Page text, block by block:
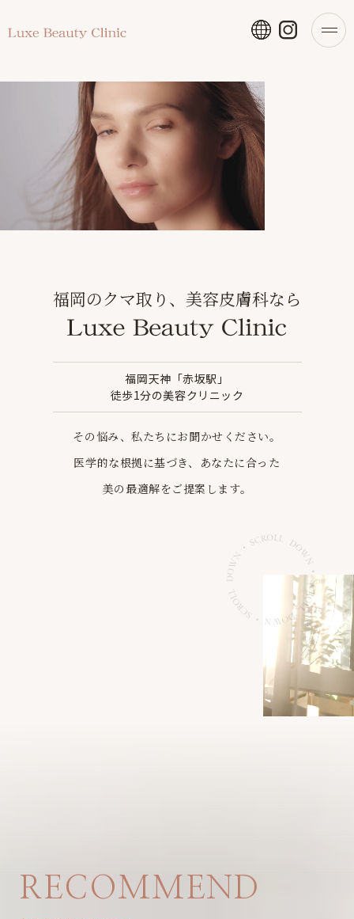
福岡のクマ取り、美容皮膚科なら
福岡天神「赤坂駅」
徒歩1分の美容クリニック
その悩み、私たちにお聞かせください。
医学的な根拠に基づき、あなたに合った
美の最適解をご提案します。
RECOMMEND